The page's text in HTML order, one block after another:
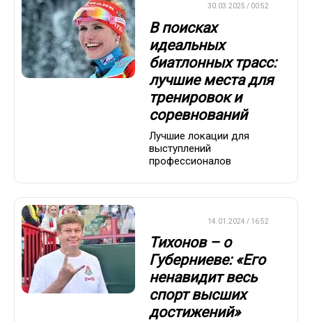
30.03.2025 / 00:52
В поисках
идеальных
биатлонных трасс:
лучшие места для
тренировок и
соревнований
Лучшие локации для
выступлений
профессионалов
14.01.2024 / 16:52
Тихонов – о
Губерниеве: «Его
ненавидит весь
спорт высших
достижений»